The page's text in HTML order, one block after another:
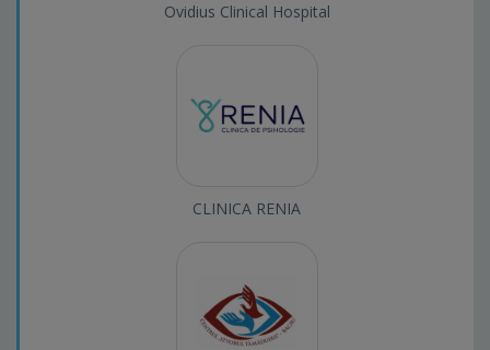
Ovidius Clinical Hospital
CLINICA RENIA